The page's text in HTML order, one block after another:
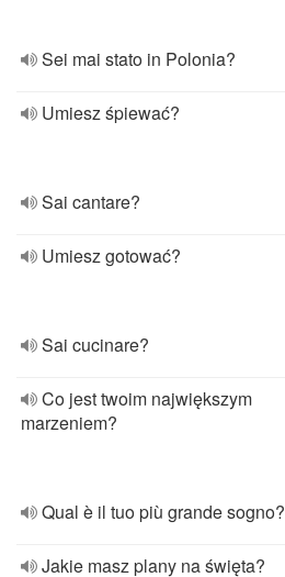
Sei mai stato in Polonia?
Umiesz śpiewać?
Sai cantare?
Umiesz gotować?
Sai cucinare?
Co jest twoim największym
marzeniem?
Qual è il tuo più grande sogno?
Jakie masz plany na święta?